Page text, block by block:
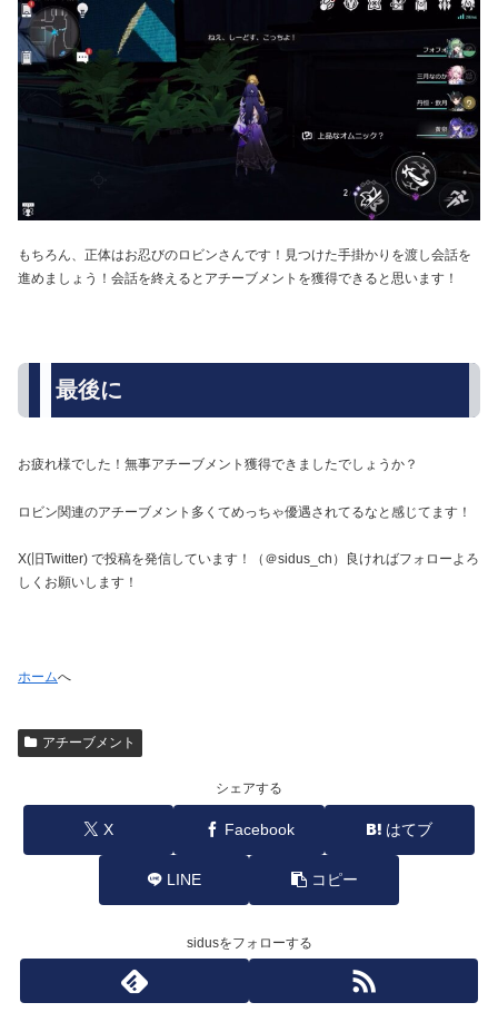
もちろん、正体はお忍びのロビンさんです！見つけた手掛かりを渡し会話を
進めましょう！会話を終えるとアチーブメントを獲得できると思います！
最後に
お疲れ様でした！無事アチーブメント獲得できましたでしょうか？
ロビン関連のアチーブメント多くてめっちゃ優遇されてるなと感じてます！
X(旧Twitter) で投稿を発信しています！（＠sidus_ch）良ければフォローよろ
しくお願いします！
ホームへ
アチーブメント
シェアする
X Facebook はてブ
LINE コピー
sidusをフォローする